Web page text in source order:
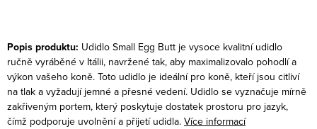
Popis produktu: Udidlo Small Egg Butt je vysoce kvalitní udidlo
ručně vyráběné v Itálii, navržené tak, aby maximalizovalo pohodlí a
výkon vašeho koně. Toto udidlo je ideální pro koně, kteří jsou citliví
na tlak a vyžadují jemné a přesné vedení. Udidlo se vyznačuje mírně
zakřiveným portem, který poskytuje dostatek prostoru pro jazyk,
čímž podporuje uvolnění a přijetí udidla. Více informací